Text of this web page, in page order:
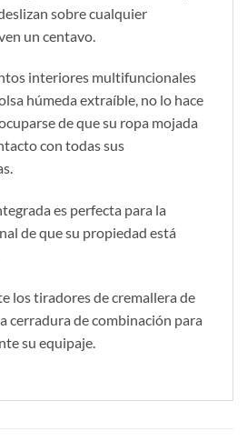
sobre cualquier
un centavo.
interiores multifuncionales
húmeda extraíble, no lo hace
de que su ropa mojada
con todas sus
es perfecta para la
de que su propiedad está
los tiradores de cremallera de
cerradura de combinación para
su equipaje.